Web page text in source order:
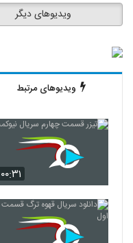
ویدیوهای دیگر
ویدیوهای مرتبط
۰۰:۳۱